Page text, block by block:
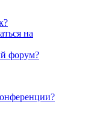
на
форум?